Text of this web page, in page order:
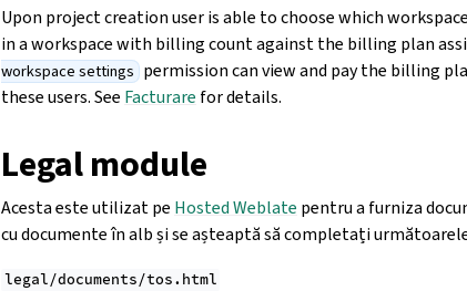
Upon project creation user is able to choose which
in a workspace with billing count against the billing plan
workspace settings permission can view and pay the billing
these users. See Facturare for details.
Legal module
Acesta este utilizat pe Hosted Weblate pentru a furniza
cu documente în alb și se așteaptă să completați
legal/documents/tos.html